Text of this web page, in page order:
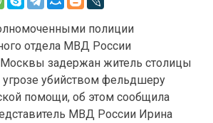
полиции
отдела МВД России
задержан житель столицы
убийством фельдшеру
помощи, об этом сообщила
МВД России Ирина